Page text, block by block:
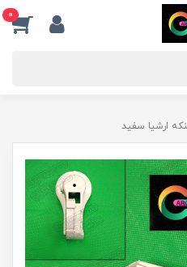
0
ارشیا سفید